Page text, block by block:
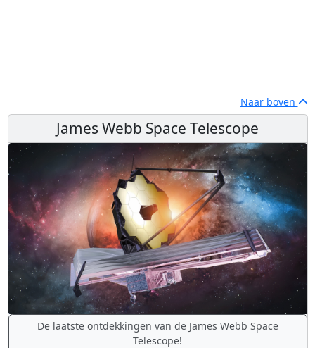
Naar boven
James Webb Space Telescope
De laatste ontdekkingen van de James Webb Space
Telescope!